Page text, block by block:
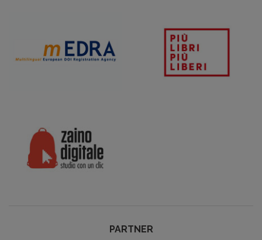
PARTNER